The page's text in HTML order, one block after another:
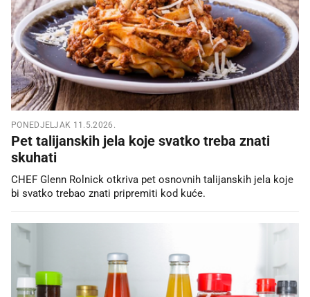
PONEDJELJAK 11.5.2026.
Pet talijanskih jela koje svatko treba znati
skuhati
CHEF Glenn Rolnick otkriva pet osnovnih talijanskih jela koje
bi svatko trebao znati pripremiti kod kuće.